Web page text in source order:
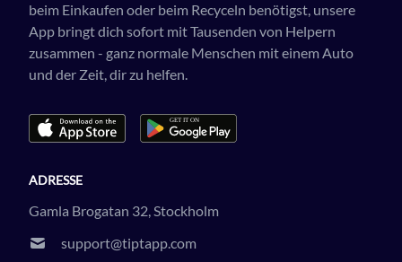
beim Einkaufen oder beim Recyceln benötigst, unsere
App bringt dich sofort mit Tausenden von Helpern
zusammen - ganz normale Menschen mit einem Auto
und der Zeit, dir zu helfen.
ADRESSE
Gamla Brogatan 32, Stockholm
support@tiptapp.com